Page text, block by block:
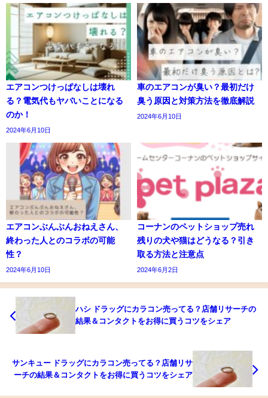
エアコンつけっぱなしは壊れ
る？電気代もヤバいことになる
のか！
2024年6月10日
車のエアコンが臭い？最初だけ
臭う原因と対策方法を徹底解説
2024年6月10日
エアコンぶんぶんおねえさん、
終わった人とのコラボの可能
性？
2024年6月10日
コーナンのペットショップ売れ
残りの犬や猫はどうなる？引き
取る方法と注意点
2024年6月2日
ハシ ドラッグにカラコン売ってる？店舗リサーチの
結果＆コンタクトをお得に買うコツをシェア
サンキュー ドラッグにカラコン売ってる？店舗リサ
ーチの結果＆コンタクトをお得に買うコツをシェア